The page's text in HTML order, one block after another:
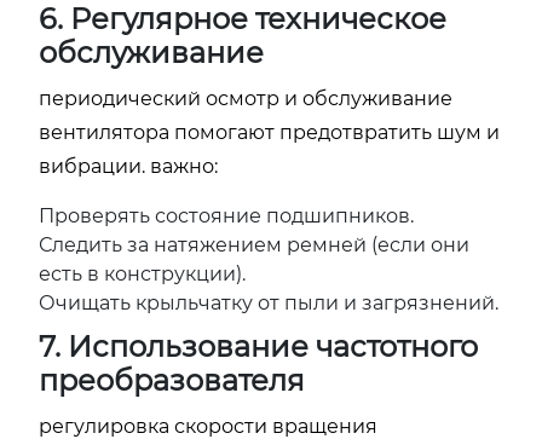
6. Регулярное техническое
обслуживание
периодический осмотр и обслуживание
вентилятора помогают предотвратить шум и
вибрации. важно:
Проверять состояние подшипников.
Следить за натяжением ремней (если они
есть в конструкции).
Очищать крыльчатку от пыли и загрязнений.
7. Использование частотного
преобразователя
регулировка скорости вращения